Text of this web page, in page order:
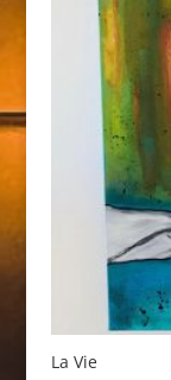
La Vie